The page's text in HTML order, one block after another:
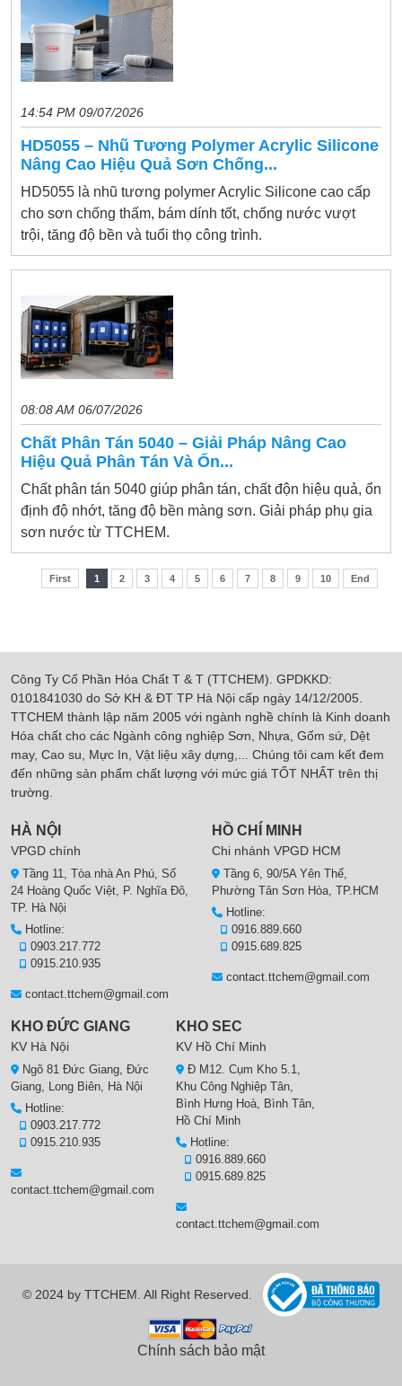
14:54 PM 09/07/2026
HD5055 – Nhũ Tương Polymer Acrylic Silicone
Nâng Cao Hiệu Quả Sơn Chống...
HD5055 là nhũ tương polymer Acrylic Silicone cao cấp
cho sơn chống thấm, bám dính tốt, chống nước vượt
trội, tăng độ bền và tuổi thọ công trình.
08:08 AM 06/07/2026
Chất Phân Tán 5040 – Giải Pháp Nâng Cao
Hiệu Quả Phân Tán Và Ổn...
Chất phân tán 5040 giúp phân tán, chất độn hiệu quả, ổn
định độ nhớt, tăng độ bền màng sơn. Giải pháp phụ gia
sơn nước từ TTCHEM.
First 1 2 3 4 5 6 7 8 9 10 End
Công Ty Cổ Phần Hóa Chất T & T (TTCHEM). GPDKKD:
0101841030 do Sở KH & ĐT TP Hà Nội cấp ngày 14/12/2005.
TTCHEM thành lập năm 2005 với ngành nghề chính là Kinh doanh
Hóa chất cho các Ngành công nghiệp Sơn, Nhựa, Gốm sứ, Dệt
may, Cao su, Mực In, Vật liệu xây dựng,... Chúng tôi cam kết đem
đến những sản phẩm chất lượng với mức giá TỐT NHẤT trên thị
trường.
HÀ NỘI
VPGD chính
Tầng 11, Tòa nhà An Phú, Số
24 Hoàng Quốc Việt, P. Nghĩa Đô,
TP. Hà Nội
Hotline:
0903.217.772
0915.210.935
contact.ttchem@gmail.com
HỒ CHÍ MINH
Chi nhánh VPGD HCM
Tầng 6, 90/5A Yên Thế,
Phường Tân Sơn Hòa, TP.HCM
Hotline:
0916.889.660
0915.689.825
contact.ttchem@gmail.com
KHO ĐỨC GIANG
KV Hà Nội
Ngõ 81 Đức Giang, Đức
Giang, Long Biên, Hà Nội
Hotline:
0903.217.772
0915.210.935
contact.ttchem@gmail.com
KHO SEC
KV Hồ Chí Minh
Đ M12. Cụm Kho 5.1,
Khu Công Nghiệp Tân,
Bình Hưng Hoà, Bình Tân,
Hồ Chí Minh
Hotline:
0916.889.660
0915.689.825
contact.ttchem@gmail.com
© 2024 by TTCHEM. All Right Reserved.
Chính sách bảo mật